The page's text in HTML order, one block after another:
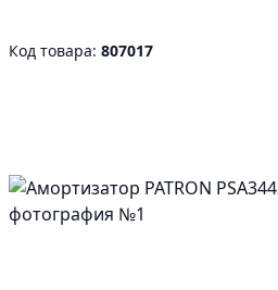
Код товара: 807017